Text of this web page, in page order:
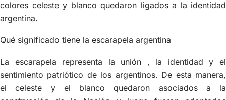
colores celeste y blanco quedaron ligados a la identidad
argentina.
Qué significado tiene la escarapela argentina
La escarapela representa la unión , la identidad y el
sentimiento patriótico de los argentinos. De esta manera,
el celeste y el blanco quedaron asociados a la